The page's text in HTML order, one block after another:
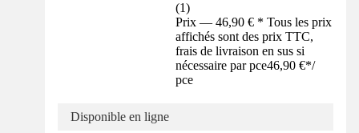
(1)
Prix — 46,90 € * Tous les prix
affichés sont des prix TTC,
frais de livraison en sus si
nécessaire par pce46,90 €*/
pce
Disponible en ligne